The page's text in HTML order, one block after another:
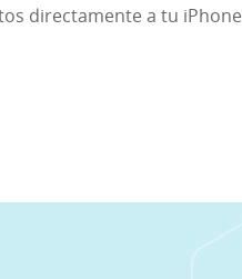
directamente a tu iPhone